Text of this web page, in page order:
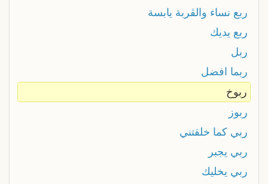
ربع نساء والڨربة يابسة
ربع يديك
ربل
ربما افضل
ربوخ
ربوز
ربي كما خلقتني
ربي يجبر
ربي يخليك